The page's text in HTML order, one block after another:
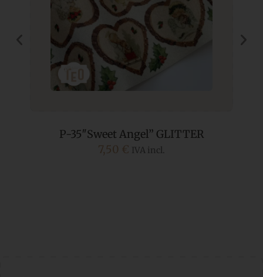
P-35″Sweet Angel” GLITTER
7,50 € IVA incl.